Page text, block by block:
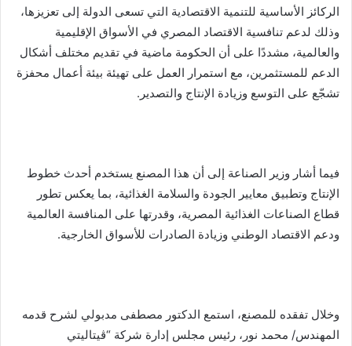
الركائز الأساسية للتنمية الاقتصادية التي تسعى الدولة إلى تعزيزها،
وذلك لدعم تنافسية الاقتصاد المصري في الأسواق الإقليمية
والعالمية، مشددًا على أن الحكومة ماضية في تقديم مختلف أشكال
الدعم للمستثمرين، مع استمرار العمل على تهيئة بيئة أعمال محفزة
تشجّع على التوسع وزيادة الإنتاج والتصدير.
فيما أشار وزير الصناعة إلى أن هذا المصنع يستخدم أحدث خطوط
الإنتاج وتطبيق معايير الجودة والسلامة الغذائية، بما يعكس تطور
قطاع الصناعات الغذائية المصرية، وقدرتها على المنافسة العالمية
ودعم الاقتصاد الوطني وزيادة الصادرات للأسواق الخارجية.
وخلال تفقده للمصنع، استمع الدكتور مصطفى مدبولي لشرح قدمه
المهندس/ محمد نور، رئيس مجلس إدارة شركة “ڤيتاليتي